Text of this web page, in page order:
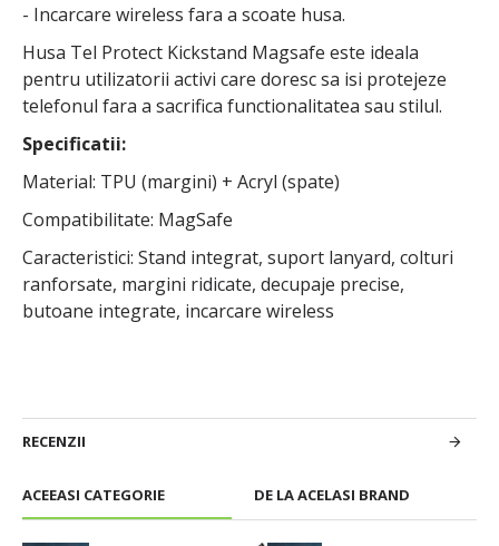
ACEEASI CATEGORIE DE LA ACELASI BRAND
- Incarcare wireless fara a scoate husa.
Husa Tel Protect Kickstand Magsafe este ideala
pentru utilizatorii activi care doresc sa isi protejeze
telefonul fara a sacrifica functionalitatea sau stilul.
Specificatii:
Material: TPU (margini) + Acryl (spate)
Compatibilitate: MagSafe
Caracteristici: Stand integrat, suport lanyard, colturi
ranforsate, margini ridicate, decupaje precise,
butoane integrate, incarcare wireless
RECENZII